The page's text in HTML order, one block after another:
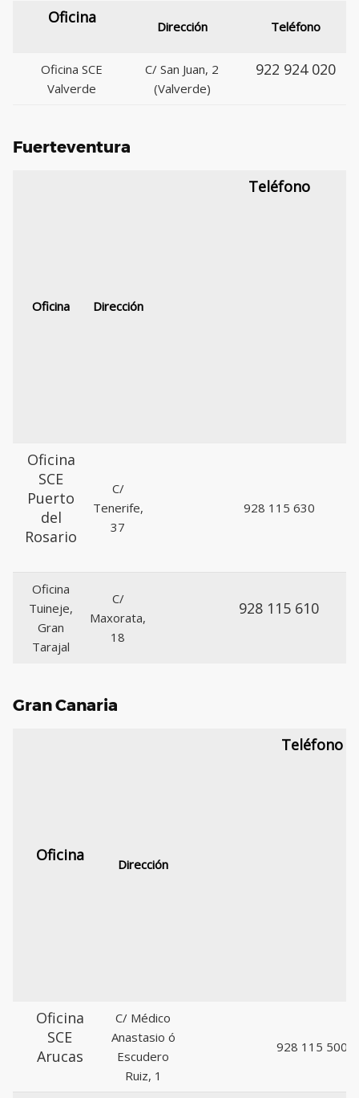
Oficina Dirección Teléfono
Oficina SCE
Valverde
C/ San Juan, 2
(Valverde)
922 924 020
Fuerteventura
Oficina Dirección
Teléfono
Oficina
SCE
Puerto
del
Rosario
C/
Tenerife,
37
928 115 630
Oficina
Tuineje,
Gran
Tarajal
C/
Maxorata,
18
928 115 610
Gran Canaria
Oficina Dirección
Teléfono
Oficina
SCE
Arucas
C/ Médico
Anastasio ó
Escudero
Ruiz, 1
928 115 500